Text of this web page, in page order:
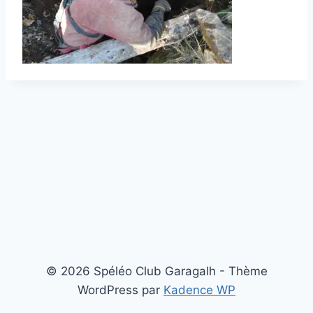
© 2026 Spéléo Club Garagalh - Thème
WordPress par Kadence WP